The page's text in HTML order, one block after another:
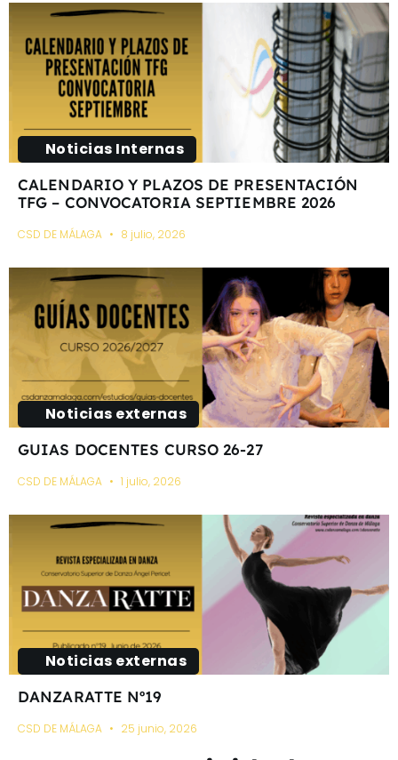
Noticias Internas
CALENDARIO Y PLAZOS DE PRESENTACIÓN
TFG – CONVOCATORIA SEPTIEMBRE 2026
CSD DE MÁLAGA 8 julio, 2026
Noticias externas
GUIAS DOCENTES CURSO 26-27
CSD DE MÁLAGA 1 julio, 2026
Noticias externas
DANZARATTE Nº19
CSD DE MÁLAGA 25 junio, 2026